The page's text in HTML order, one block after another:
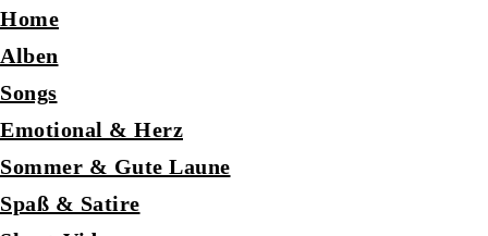
Home
Alben
Songs
Emotional & Herz
Sommer & Gute Laune
Spaß & Satire